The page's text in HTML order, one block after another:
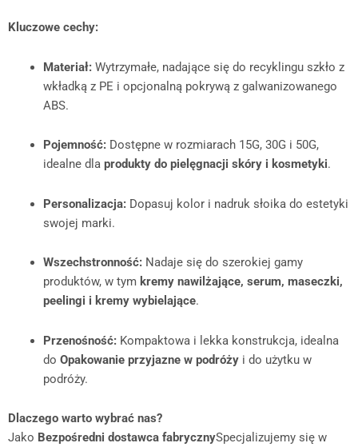
Kluczowe cechy:
Materiał:Wytrzymałe, nadające się do recyklingu szkło z
wkładką z PE i opcjonalną pokrywą z galwanizowanego
ABS.
Pojemność:Dostępne w rozmiarach 15G, 30G i 50G,
idealne dla produkty do pielęgnacji skóry i kosmetyki.
Personalizacja:Dopasuj kolor i nadruk słoika do estetyki
swojej marki.
Wszechstronność:Nadaje się do szerokiej gamy
produktów, w tym kremy nawilżające, serum, maseczki,
peelingi i kremy wybielające.
Przenośność:Kompaktowa i lekka konstrukcja, idealna
do Opakowanie przyjazne w podróżyi do użytku w
podróży.
Dlaczego warto wybrać nas?
Jako Bezpośredni dostawca fabrycznySpecjalizujemy się w